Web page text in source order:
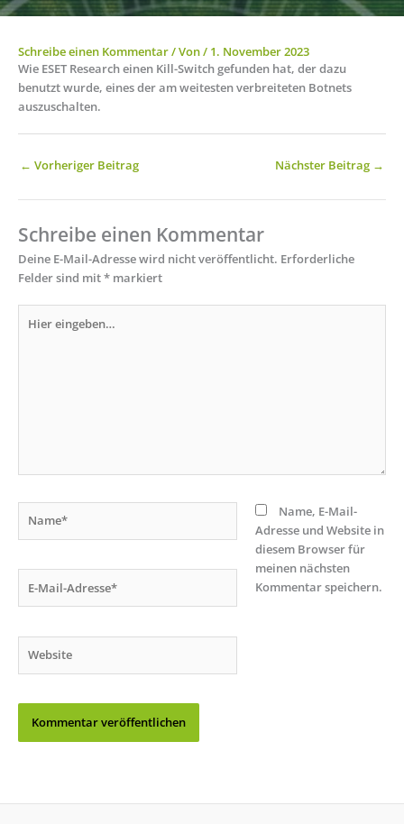
Schreibe einen Kommentar/ Von/ 1. November 2023
Wie ESET Research einen Kill-Switch gefunden hat, der dazu
benutzt wurde, eines der am weitesten verbreiteten Botnets
auszuschalten.
← Vorheriger Beitrag Nächster Beitrag →
Schreibe einen Kommentar
Deine E-Mail-Adresse wird nicht veröffentlicht. Erforderliche
Felder sind mit* markiert
eingeben…
Mail-
Name, E-Mail-
Adresse und Website in
diesem Browser für
meinen nächsten
Kommentar speichern.